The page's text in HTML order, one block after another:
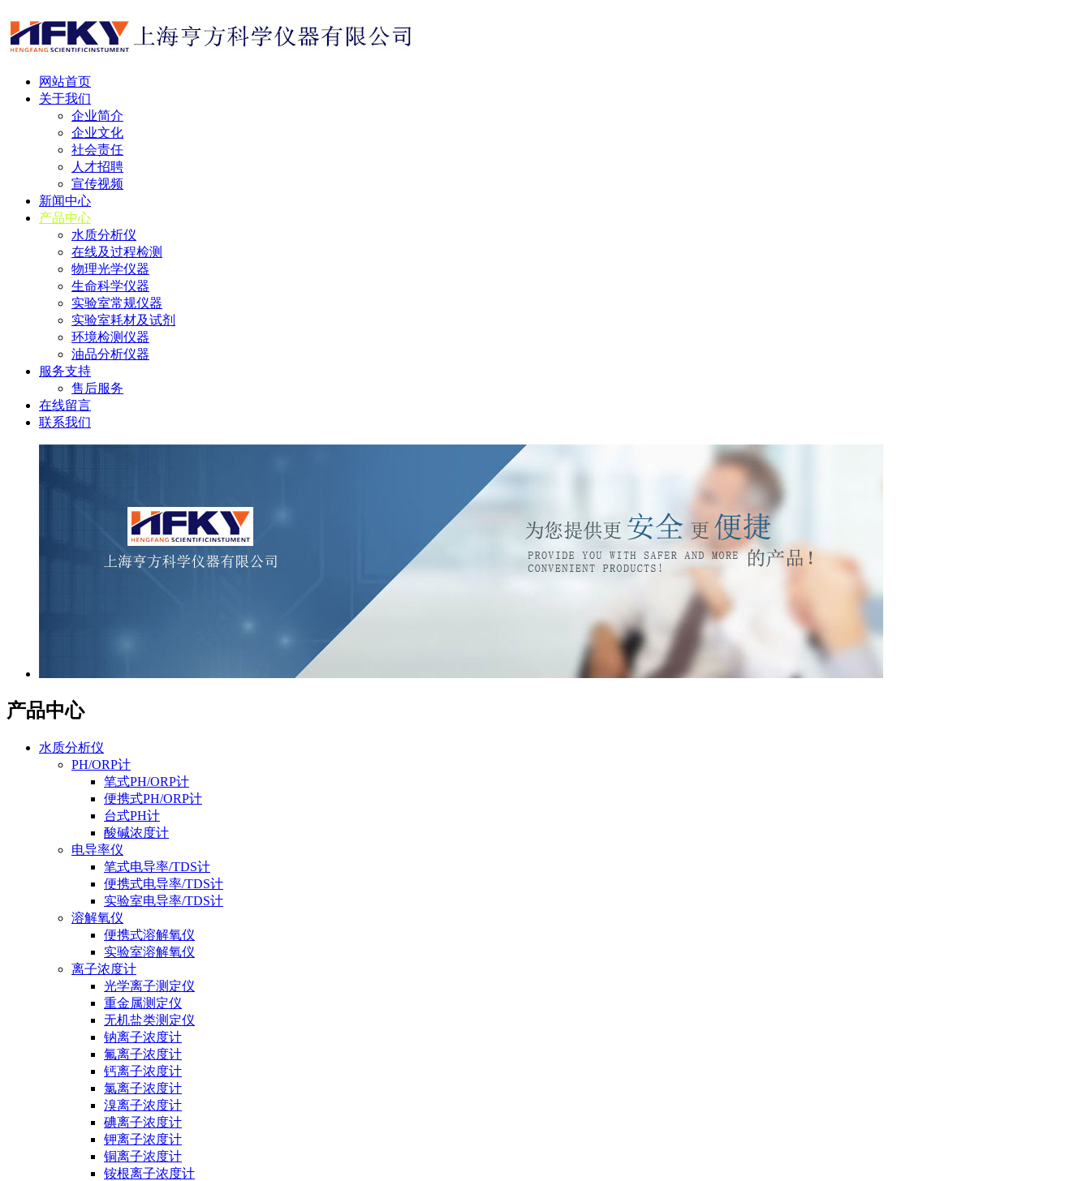
网站首页
关于我们
企业简介
企业文化
社会责任
人才招聘
宣传视频
新闻中心
产品中心
水质分析仪
在线及过程检测
物理光学仪器
生命科学仪器
实验室常规仪器
实验室耗材及试剂
环境检测仪器
油品分析仪器
服务支持
售后服务
在线留言
联系我们
产品中心
水质分析仪
PH/ORP计
笔式PH/ORP计
便携式PH/ORP计
台式PH计
酸碱浓度计
电导率仪
笔式电导率/TDS计
便携式电导率/TDS计
实验室电导率/TDS计
溶解氧仪
便携式溶解氧仪
实验室溶解氧仪
离子浓度计
光学离子测定仪
重金属测定仪
无机盐类测定仪
钠离子浓度计
氟离子浓度计
钙离子浓度计
氯离子浓度计
溴离子浓度计
碘离子浓度计
钾离子浓度计
铜离子浓度计
铵根离子浓度计